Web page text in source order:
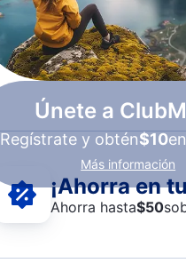
Únete a
Regístrate y obtén$10
Más información
¡Ahorra en
Ahorra hasta$50